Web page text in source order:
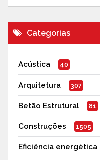
Categorias
Acústica 40
Arquitetura 307
Betão Estrutural 81
Construções 1505
Eficiência energética